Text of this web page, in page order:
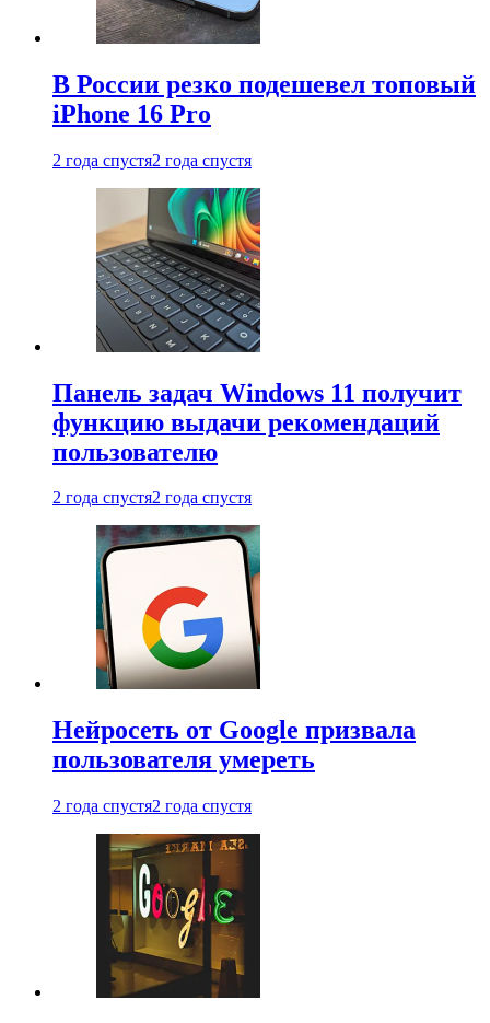
В России резко подешевел топовый
iPhone 16 Pro
2 года спустя2 года спустя
Панель задач Windows 11 получит
функцию выдачи рекомендаций
пользователю
2 года спустя2 года спустя
Нейросеть от Google призвала
пользователя умереть
2 года спустя2 года спустя